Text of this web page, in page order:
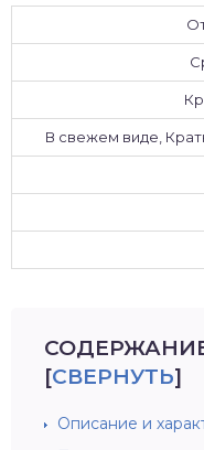
В свежем виде,
[СВЕРНУТЬ]
Описание и